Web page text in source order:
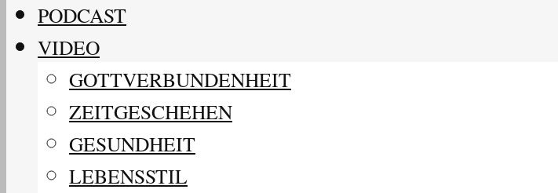
PODCAST
VIDEO
GOTTVERBUNDENHEIT
ZEITGESCHEHEN
GESUNDHEIT
LEBENSSTIL